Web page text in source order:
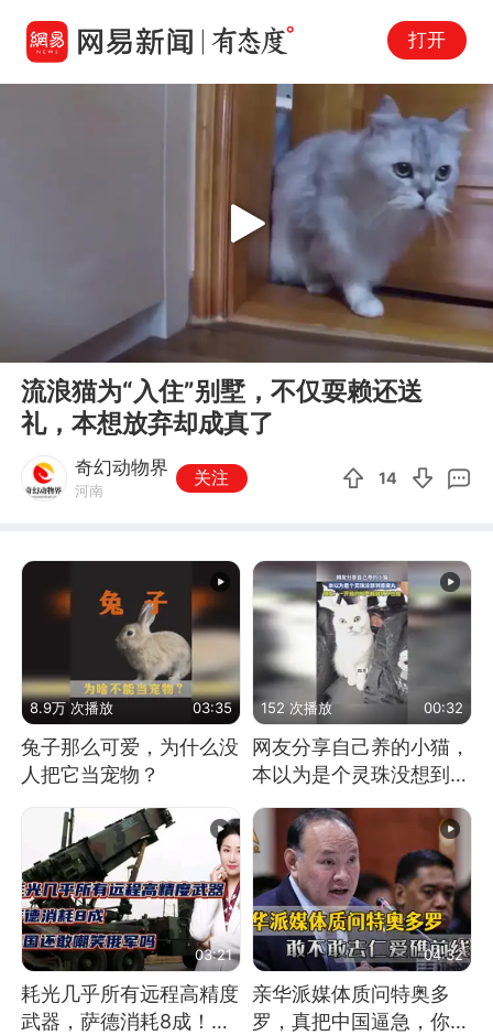
打开
03:19
Play
流浪猫为“入住”别墅，不仅耍赖还送
礼，本想放弃却成真了
奇幻动物界
河南
关注 14
8.9万 次播放 03:35
兔子那么可爱，为什么没
人把它当宠物？
152 次播放 00:32
网友分享自己养的小猫，
本以为是个灵珠没想到是
魔丸
03:21
耗光几乎所有远程高精度
武器，萨德消耗8成！美
04:32
亲华派媒体质问特奥多
罗，真把中国逼急，你敢